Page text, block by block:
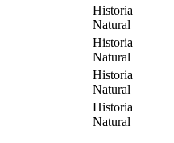
Historia
Natural
Historia
Natural
Historia
Natural
Historia
Natural